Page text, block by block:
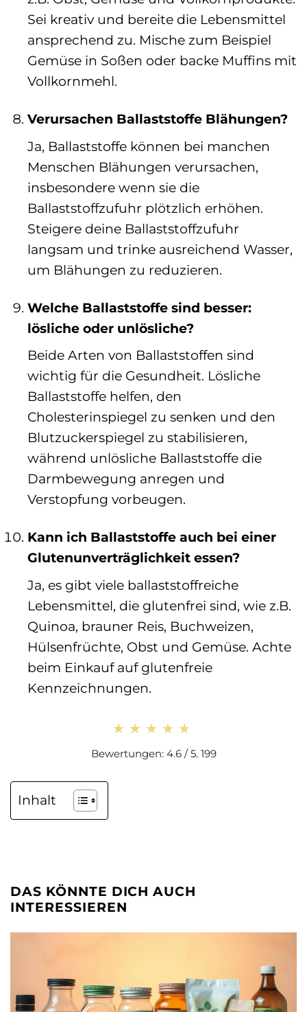
Sei kreativ und bereite die Lebensmittel
ansprechend zu. Mische zum Beispiel
Gemüse in Soßen oder backe Muffins mit
Vollkornmehl.
Verursachen Ballaststoffe Blähungen?
Ja, Ballaststoffe können bei manchen
Menschen Blähungen verursachen,
insbesondere wenn sie die
Ballaststoffzufuhr plötzlich erhöhen.
Steigere deine Ballaststoffzufuhr
langsam und trinke ausreichend Wasser,
um Blähungen zu reduzieren.
Welche Ballaststoffe sind besser:
lösliche oder unlösliche?
Beide Arten von Ballaststoffen sind
wichtig für die Gesundheit. Lösliche
Ballaststoffe helfen, den
Cholesterinspiegel zu senken und den
Blutzuckerspiegel zu stabilisieren,
während unlösliche Ballaststoffe die
Darmbewegung anregen und
Verstopfung vorbeugen.
Kann ich Ballaststoffe auch bei einer
Glutenunverträglichkeit essen?
Ja, es gibt viele ballaststoffreiche
Lebensmittel, die glutenfrei sind, wie z.B.
Quinoa, brauner Reis, Buchweizen,
Hülsenfrüchte, Obst und Gemüse. Achte
beim Einkauf auf glutenfreie
Kennzeichnungen.
★★★★★
★★★★★
Bewertungen: 4.6 / 5. 199
Inhalt
DAS KÖNNTE DICH AUCH
INTERESSIEREN